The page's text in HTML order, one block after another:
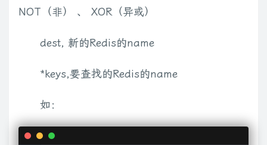
NOT（非） 、 XOR（异或）
dest, 新的Redis的name
*keys,要查找的Redis的name
如：